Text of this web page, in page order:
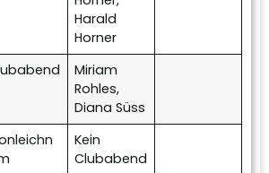
Harald
Horner
Miriam
Rohles,
Diana Süss
Kein
Clubabend